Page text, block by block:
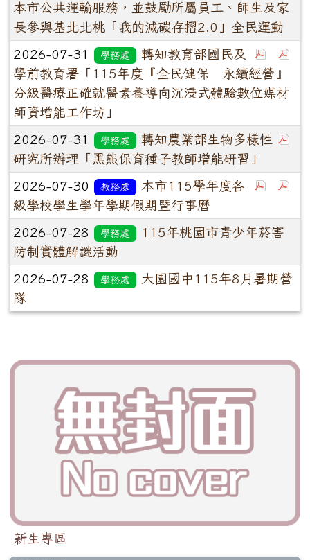
本市公共運輸服務，並鼓勵所屬員工、師生及家
長參與基北北桃「我的減碳存摺2.0」全民運動
2026-07-31 學務處
轉知教育部國民及
學前教育署「115年度『全民健保 永續經營』
分級醫療正確就醫素養導向沉浸式體驗數位媒材
師資增能工作坊」
2026-07-31 學務處
轉知農業部生物多樣性
研究所辦理「黑熊保育種子教師增能研習」
2026-07-30 教務處
本市115學年度各
級學校學生學年學期假期暨行事曆
2026-07-28 學務處
115年桃園市青少年菸害
防制實體解謎活動
2026-07-28 學務處
大園國中115年8月暑期營
隊
新生專區